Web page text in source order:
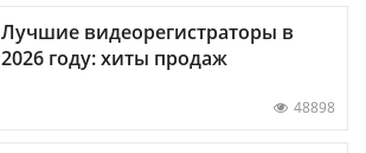
Лучшие видеорегистраторы в
2026 году: хиты продаж
48898